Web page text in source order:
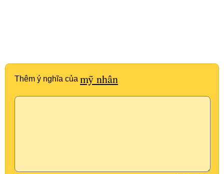
Thêm ý nghĩa của mỹ nhân